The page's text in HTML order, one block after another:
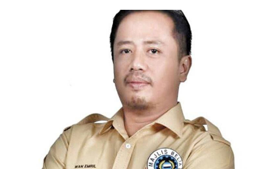
(JPN) Melaka, Norazle...